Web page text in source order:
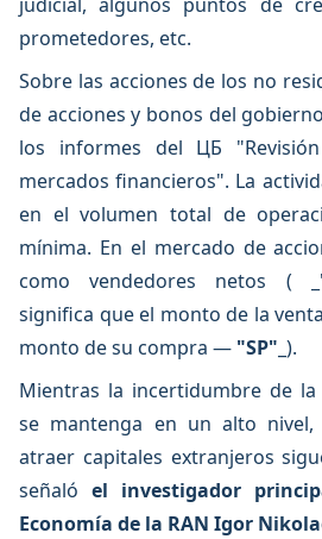
prometedores, etc.
Sobre las acciones de los no
de acciones y bonos del
los informes del ЦБ
mercados financieros". La
en el volumen total de
mínima. En el mercado de
como vendedores netos (
significa que el monto de la
monto de su compra — "SP" _).
Mientras la incertidumbre de la
se mantenga en un alto nivel,
atraer capitales extranjeros
señaló el investigador
Economía de la RAN Igor